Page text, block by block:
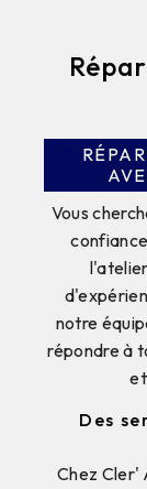
Vous
notre
répondre à
Des
Chez Cler'